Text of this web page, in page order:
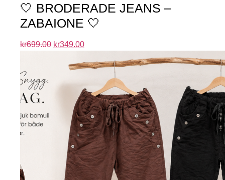
🤍 BRODERADE JEANS –
ZABAIONE 🤍
kr699.00 kr349.00